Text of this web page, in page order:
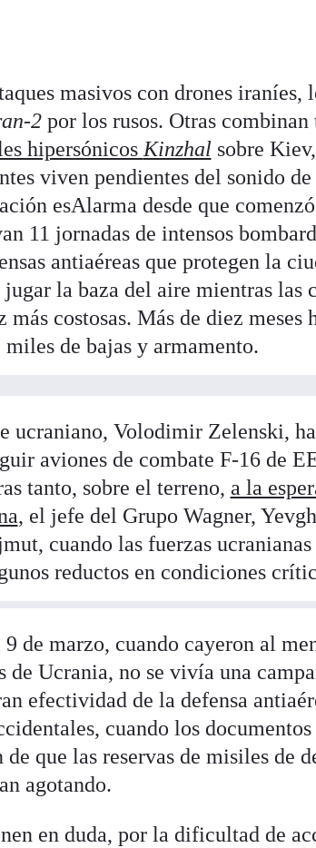
masivos con drones iraníes,
2por los rusos. Otras combinan
hipersónicosKinzhal sobre
viven pendientes del sonido
esAlarma desde que
11 jornadas de intensos
antiaéreas que protegen la
la baza del aire mientras las
más costosas. Más de diez meses
de bajas y armamento.
ucraniano, Volodimir Zelenski,
aviones de combate F-16 de
tanto, sobre el terreno, a la
, el jefe del Grupo Wagner,
cuando las fuerzas ucranianas
reductos en condiciones
de marzo, cuando cayeron al
de Ucrania, no se vivía una
efectividad de la defensa
cuando los
que las reservas de misiles de
agotando.
en duda, por la dificultad de